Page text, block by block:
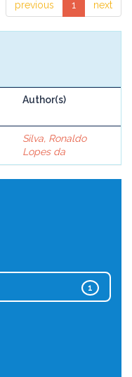
previous 1 next
Author(s)
Silva, Ronaldo
Lopes da
1